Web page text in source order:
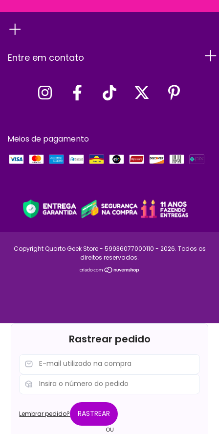
Entre em contato
Meios de pagamento
Copyright Quarto Geek Store - 59936077000110 - 2026. Todos os
direitos reservados.
Rastrear pedido
Lembrar pedido? RASTREAR
OU